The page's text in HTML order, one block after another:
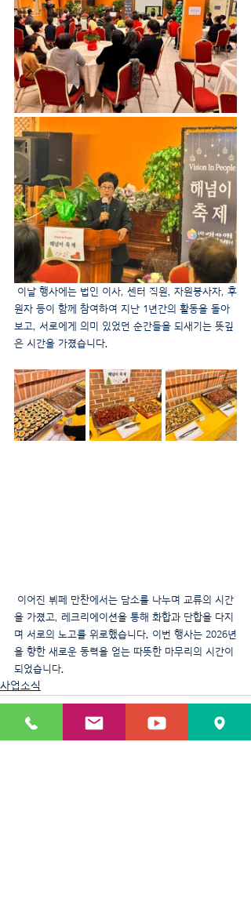
원자 등이 함께 참여하여 지난 1년간의 활동을 돌아
보고, 서로에게 의미 있었던 순간들을 되새기는 뜻깊
은 시간을 가졌습니다.
을 가졌고, 레크리에이션을 통해 화합과 단합을 다지
며 서로의 노고를 위로했습니다. 이번 행사는 2026년
을 향한 새로운 동력을 얻는 따뜻한 마무리의 시간이
되었습니다.
사업소식